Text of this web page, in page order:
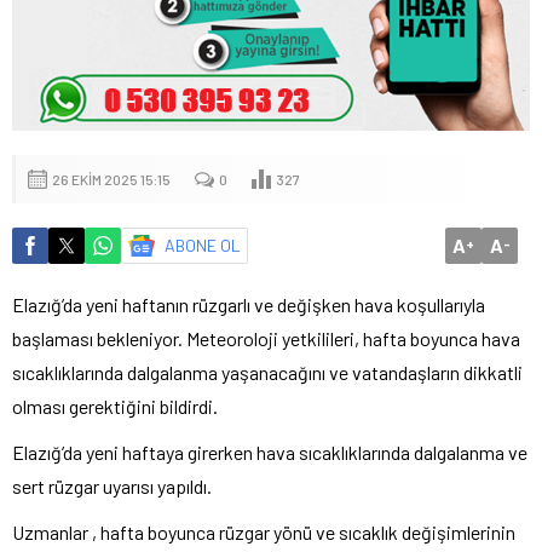
26 EKIM 2025 15:15 0 327
ABONE OL A+ A-
Elazığ’da yeni haftanın rüzgarlı ve değişken hava koşullarıyla
başlaması bekleniyor. Meteoroloji yetkilileri, hafta boyunca hava
sıcaklıklarında dalgalanma yaşanacağını ve vatandaşların dikkatli
olması gerektiğini bildirdi.
Elazığ’da yeni haftaya girerken hava sıcaklıklarında dalgalanma ve
sert rüzgar uyarısı yapıldı.
Uzmanlar , hafta boyunca rüzgar yönü ve sıcaklık değişimlerinin